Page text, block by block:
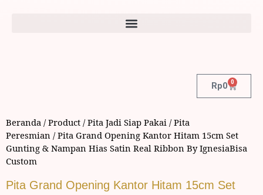
Rp0 0
Beranda /Product /Pita Jadi Siap Pakai /Pita
Peresmian / Pita Grand Opening Kantor Hitam 15cm Set
Gunting & Nampan Hias Satin Real Ribbon By IgnesiaBisa
Custom
Pita Grand Opening Kantor Hitam 15cm Set